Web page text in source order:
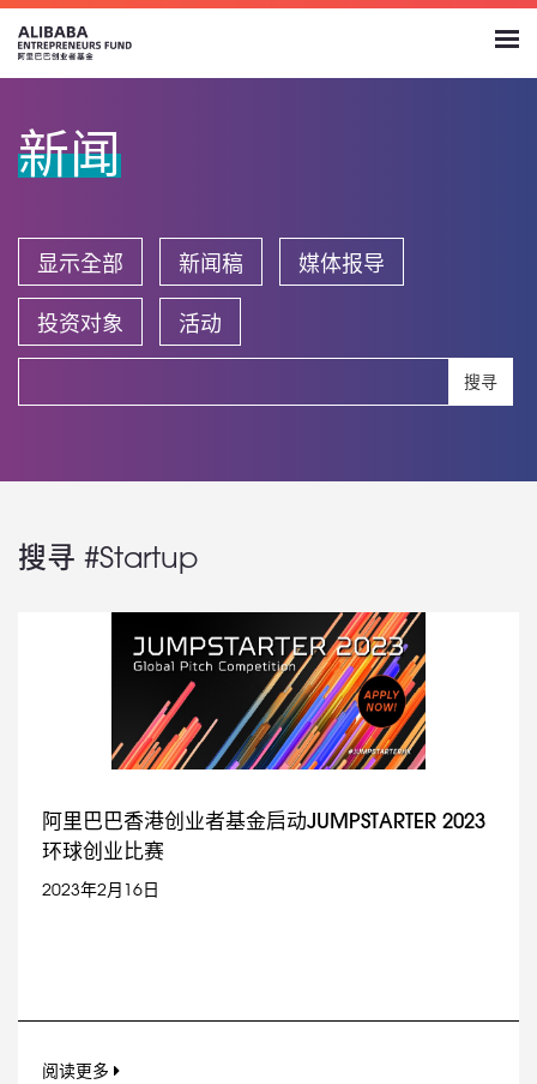
新闻
显示全部 新闻稿 媒体报导
投资对象 活动
搜寻
搜寻 #Startup
阿里巴巴香港创业者基金启动JUMPSTARTER 2023
环球创业比赛
2023年2月16日
阅读更多